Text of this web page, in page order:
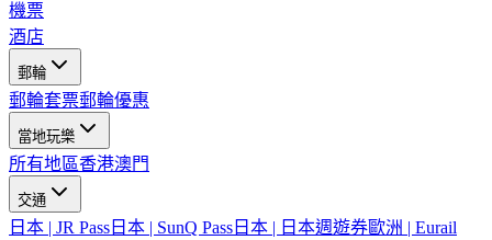
機票
酒店
郵輪
郵輪套票郵輪優惠
當地玩樂
所有地區香港澳門
交通
日本 | JR Pass 日本 | SunQ Pass 日本 | 日本週遊券歐洲 | Eurail